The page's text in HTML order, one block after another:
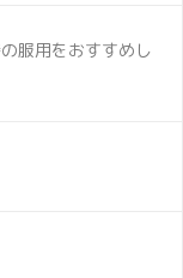
服用をおすすめし